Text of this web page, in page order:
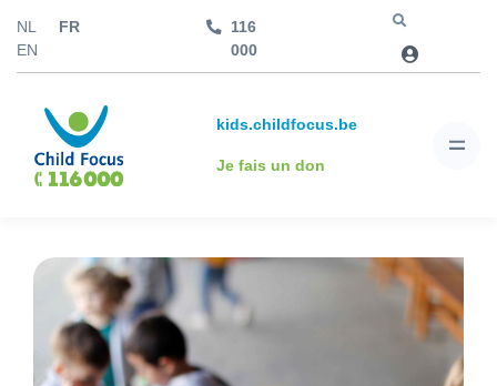
NL
FR
EN
116
000
kids.childfocus.be
Je fais un don